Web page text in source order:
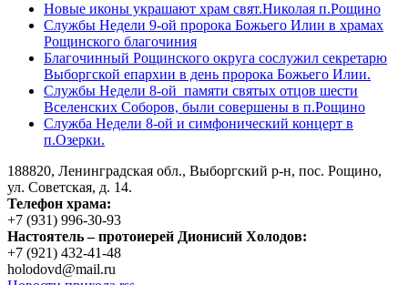
Новые иконы украшают храм свят.Николая п.Рощино
Службы Недели 9-ой пророка Божьего Илии в храмах
Рощинского благочиния
Благочинный Рощинского округа сослужил секретарю
Выборгской епархии в день пророка Божьего Илии.
Службы Недели 8-ой памяти святых отцов шести
Вселенских Соборов, были совершены в п.Рощино
Служба Недели 8-ой и симфонический концерт в
п.Озерки.
188820, Ленинградская обл., Выборгский р-н, пос. Рощино,
ул. Советская, д. 14.
Телефон храма:
+7 (931) 996-30-93
Настоятель – протоиерей Дионисий Холодов:
+7 (921) 432-41-48
holodovd@mail.ru